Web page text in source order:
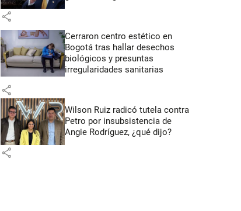
share
Cerraron centro estético en
Bogotá tras hallar desechos
biológicos y presuntas
irregularidades sanitarias
share
Wilson Ruiz radicó tutela contra
Petro por insubsistencia de
Angie Rodríguez, ¿qué dijo?
share